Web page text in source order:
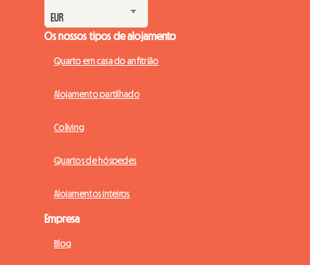
Os nossos tipos de alojamento
Quarto em casa do anfitrião
Alojamento partilhado
Coliving
Quartos de hóspedes
Alojamentos inteiros
Empresa
Blog